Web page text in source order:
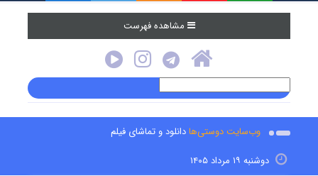
مشاهده فهرست
وب‌سایت دوستی‌هادانلود و تماشای فیلم
دوشنبه ۱۹ مرداد ۱۴۰۵